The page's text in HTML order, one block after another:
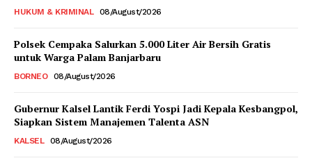
HUKUM & KRIMINAL 08/August/2026
Polsek Cempaka Salurkan 5.000 Liter Air Bersih Gratis
untuk Warga Palam Banjarbaru
BORNEO 08/August/2026
Gubernur Kalsel Lantik Ferdi Yospi Jadi Kepala Kesbangpol,
Siapkan Sistem Manajemen Talenta ASN
KALSEL 08/August/2026